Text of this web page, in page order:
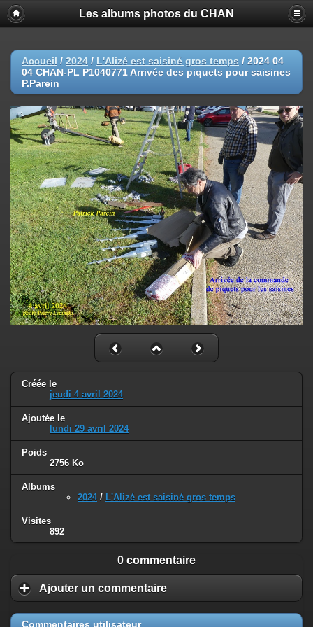
Les albums photos du CHAN
Accueil / 2024 / L'Alizé est saisiné gros temps / 2024 04
04 CHAN-PL P1040771 Arrivée des piquets pour saisines
P.Parein
Créée le
jeudi 4 avril 2024
Ajoutée le
lundi 29 avril 2024
Poids
2756 Ko
Albums
2024/ L'Alizé est saisiné gros temps
Visites
892
0 commentaire
Ajouter un commentaire
Commentaires utilisateur